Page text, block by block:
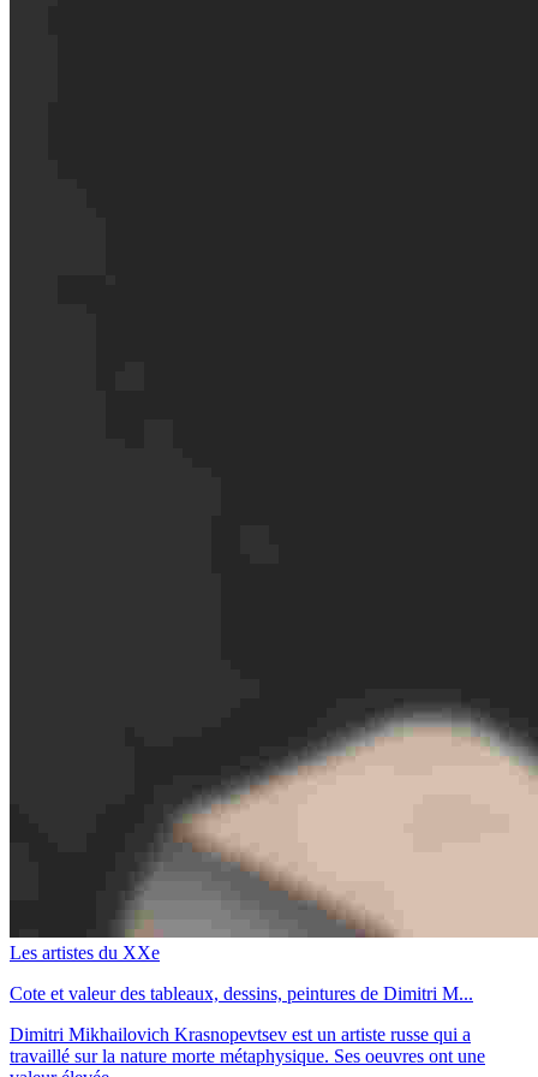
Les artistes du XXe
Cote et valeur des tableaux, dessins, peintures de Dimitri M...
Dimitri Mikhailovich Krasnopevtsev est un artiste russe qui a
travaillé sur la nature morte métaphysique. Ses oeuvres ont une